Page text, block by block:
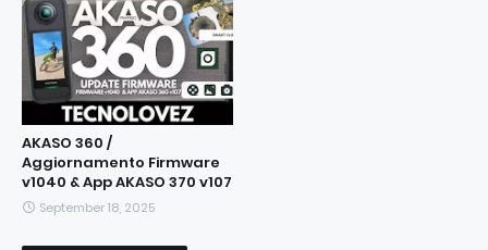
AKASO 360 /
Aggiornamento Firmware
v1040 & App AKASO 370 v107
September 18, 2025